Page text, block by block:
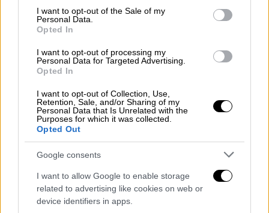
consent section.
I want to opt-out of the Sale of my
Personal Data.
Opted In
I want to opt-out of processing my
Personal Data for Targeted Advertising.
Opted In
I want to opt-out of Collection, Use,
Retention, Sale, and/or Sharing of my
Personal Data that Is Unrelated with the
Purposes for which it was collected.
Opted Out
Google consents
I want to allow Google to enable storage
related to advertising like cookies on web or
device identifiers in apps.
Πάνω από εφτά χιλιάδες προβολές η
αγγελία
Το «διαμέρισμα», όπως το αναφέρουν στην
αγγελία, με δεδομένο ότι ανήκει στην
εκκλησία, είναι ηλεκτροδοτούμενο, γεγονός
που εκμεταλλεύονται οι επιτήδειοι
προβαίνοντας και σε άλλες αυθαιρεσίες ενώ
είναι αξιοσημείωτη η απήχηση που είχε η
Mykonos Aggelies, με πάνω από εφτά
χιλιάδες προβολές.